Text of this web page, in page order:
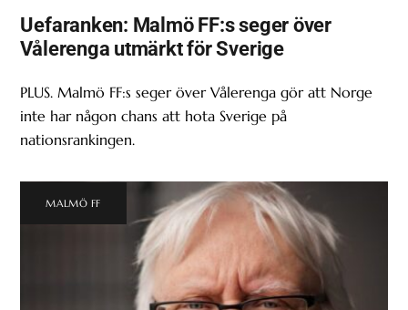
Uefaranken: Malmö FF:s seger över
Vålerenga utmärkt för Sverige
PLUS. Malmö FF:s seger över Vålerenga gör att Norge
inte har någon chans att hota Sverige på
nationsrankingen.
MALMÖ FF